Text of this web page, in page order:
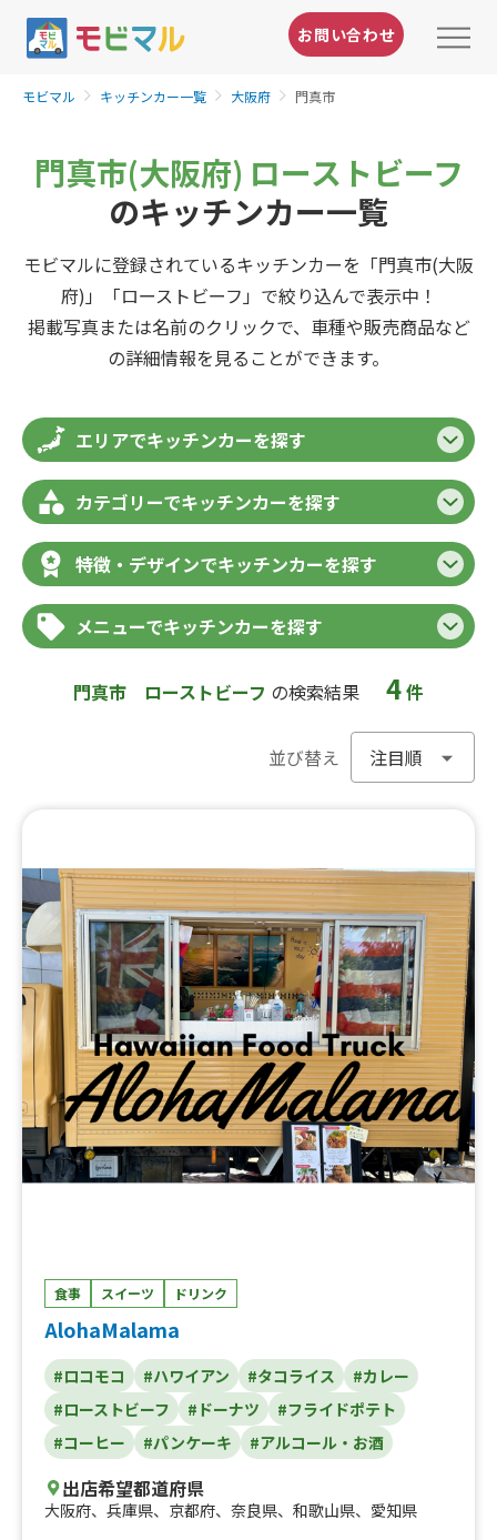
お問い合わせ
モビマル キッチンカー一覧 大阪府 門真市
門真市(大阪府) ローストビーフ
のキッチンカー一覧
モビマルに登録されているキッチンカーを「門真市(大阪
府)」「ローストビーフ」で絞り込んで表示中！
掲載写真または名前のクリックで、車種や販売商品など
の詳細情報を見ることができます。
エリアでキッチンカーを探す
カテゴリーでキッチンカーを探す
特徴・デザインでキッチンカーを探す
メニューでキッチンカーを探す
門真市 ローストビーフ の検索結果 4件
並び替え
食事 スイーツ ドリンク
AlohaMalama
#ロコモコ #ハワイアン #タコライス
#カレー
#ローストビーフ
#ドーナツ
#フライドポテト
#コーヒー
#パンケーキ #アルコール・お酒
出店希望都道府県
大阪府、 兵庫県、 京都府、 奈良県、 和歌山県、 愛知県